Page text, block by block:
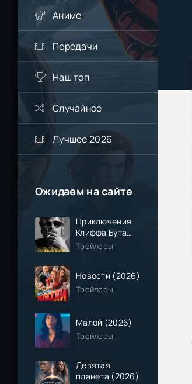
Аниме
Передачи
Наш топ
Случайное
Лучшее 2026
Ожидаем на сайте
Приключения
Клиффа Бута
(2026)
Трейлеры
Новости (2026)
Трейлеры
Малой (2026)
Трейлеры
Девятая
планета (2026)